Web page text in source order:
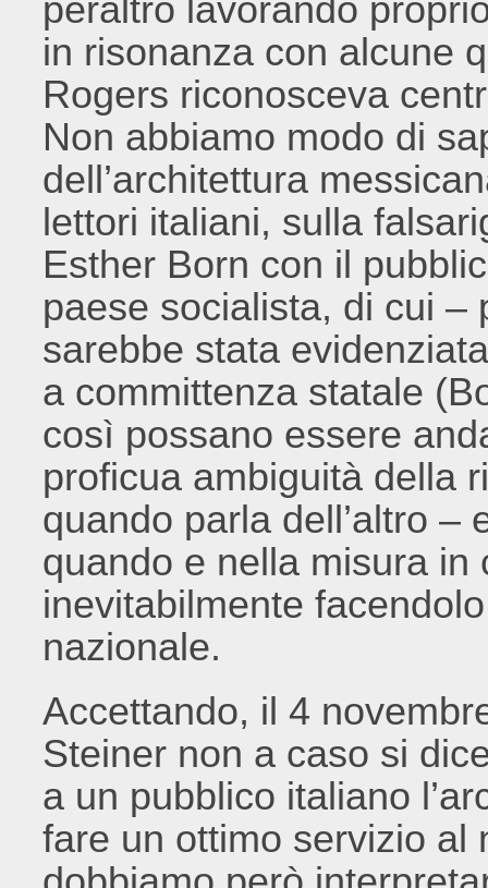
peraltro lavorando
in risonanza con alcune
Rogers riconosceva
Non abbiamo modo di
dell’architettura
lettori italiani, sulla
Esther Born con il
paese socialista, di cui –
sarebbe stata
a committenza statale
così possano essere
proficua ambiguità della
quando parla dell’altro –
quando e nella misura in
inevitabilmente
nazionale.
Accettando, il 4
Steiner non a caso si
a un pubblico italiano
fare un ottimo servizio al